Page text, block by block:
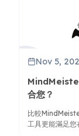
Nov 5,
合您？
比較
工具更能滿足您